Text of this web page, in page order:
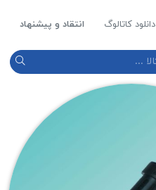
دانلود کاتالوگ انتقاد و پیشنهاد